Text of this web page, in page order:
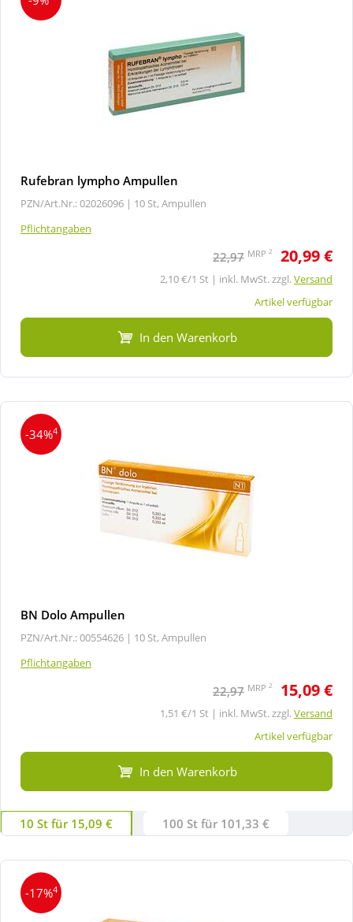
Rufebran lympho Ampullen
PZN/Art.Nr.: 02026096 | 10 St, Ampullen
Pflichtangaben
22,97 MRP 2 20,99 €
2,10 €/1 St | inkl. MwSt. zzgl.Versand
Artikel verfügbar
In den Warenkorb
-34%4
BN Dolo Ampullen
PZN/Art.Nr.: 00554626 | 10 St, Ampullen
Pflichtangaben
22,97 MRP 2 15,09 €
1,51 €/1 St | inkl. MwSt. zzgl.Versand
Artikel verfügbar
In den Warenkorb
10 St für 15,09 € 100 St für 101,33 €
-17%4